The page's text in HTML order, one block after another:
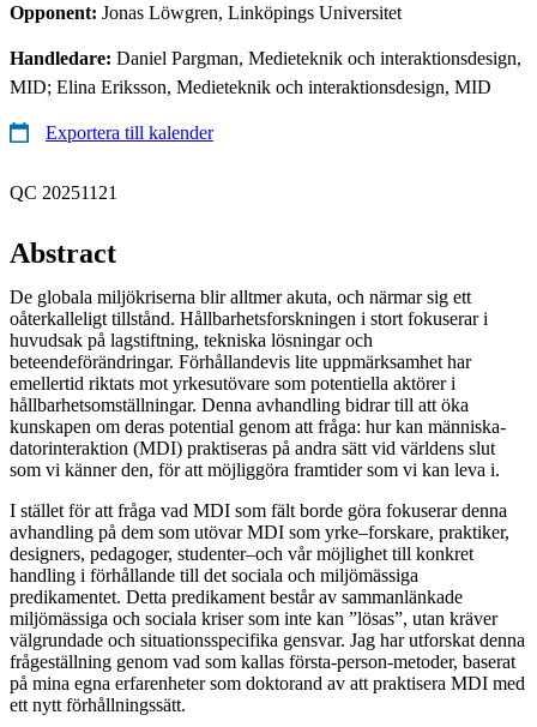
Opponent: Jonas Löwgren, Linköpings Universitet
Handledare: Daniel Pargman, Medieteknik och interaktionsdesign,
MID; Elina Eriksson, Medieteknik och interaktionsdesign, MID
Exportera till kalender
QC 20251121
Abstract
De globala miljökriserna blir alltmer akuta, och närmar sig ett
oåterkalleligt tillstånd. Hållbarhetsforskningen i stort fokuserar i
huvudsak på lagstiftning, tekniska lösningar och
beteendeförändringar. Förhållandevis lite uppmärksamhet har
emellertid riktats mot yrkesutövare som potentiella aktörer i
hållbarhetsomställningar. Denna avhandling bidrar till att öka
kunskapen om deras potential genom att fråga: hur kan människa-
datorinteraktion (MDI) praktiseras på andra sätt vid världens slut
som vi känner den, för att möjliggöra framtider som vi kan leva i.
I stället för att fråga vad MDI som fält borde göra fokuserar denna
avhandling på dem som utövar MDI som yrke–forskare, praktiker,
designers, pedagoger, studenter–och vår möjlighet till konkret
handling i förhållande till det sociala och miljömässiga
predikamentet. Detta predikament består av sammanlänkade
miljömässiga och sociala kriser som inte kan ”lösas”, utan kräver
välgrundade och situationsspecifika gensvar. Jag har utforskat denna
frågeställning genom vad som kallas första-person-metoder, baserat
på mina egna erfarenheter som doktorand av att praktisera MDI med
ett nytt förhållningssätt.